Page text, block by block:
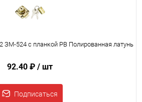
524 с планкой PB Полированная латунь
92.40 ₽ / шт
Подписаться